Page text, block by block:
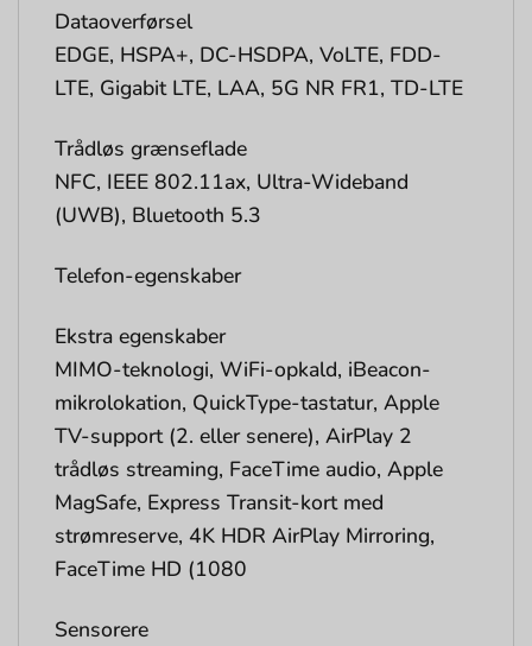
Dataoverførsel
EDGE, HSPA+, DC-HSDPA, VoLTE, FDD-
LTE, Gigabit LTE, LAA, 5G NR FR1, TD-LTE
Trådløs grænseflade
NFC, IEEE 802.11ax, Ultra-Wideband
(UWB), Bluetooth 5.3
Telefon-egenskaber
Ekstra egenskaber
MIMO-teknologi, WiFi-opkald, iBeacon-
mikrolokation, QuickType-tastatur, Apple
TV-support (2. eller senere), AirPlay 2
trådløs streaming, FaceTime audio, Apple
MagSafe, Express Transit-kort med
strømreserve, 4K HDR AirPlay Mirroring,
FaceTime HD (1080
Sensorere